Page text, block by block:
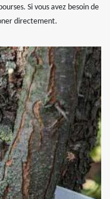
Si vous avez besoin de
directement.